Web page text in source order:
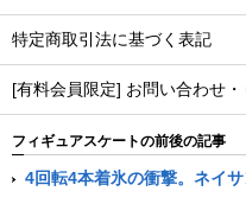
特定商取引法に基づく表記
[有料会員限定] お問い合わせ・
フィギュアスケートの前後の記事
4回転4本着氷の衝撃。ネイ